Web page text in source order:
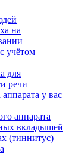
на
учётом
для
речи
у вас
аппарата
вкладышей
(тиннитус)